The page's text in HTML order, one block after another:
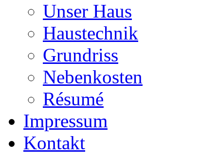
Unser Haus
Haustechnik
Grundriss
Nebenkosten
Ré­su­mé
Impressum
Kontakt